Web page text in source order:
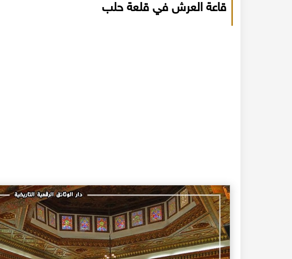
قاعة العرش في قلعة حلب
كتاب نهر الذهب في تاريخ حلب - الاجزاء الثلاثة الطبعة
الأولى 1922م - كامل الغزي